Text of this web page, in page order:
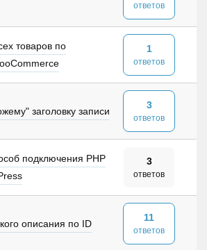
ответов
товаров по
1
ответов
заголовку записи
3
ответов
подключения PHP
3
ответов
описания по ID
11
ответов